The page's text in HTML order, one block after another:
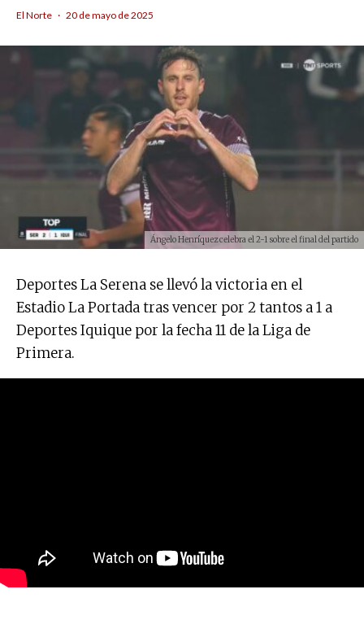
El Norte · 20 de mayo de 2025
Ángelo Henríquez celebra el 2-1 sobre el final del partido
Deportes La Serena se llevó la victoria en el
Estadio La Portada tras vencer por 2 tantos a 1 a
Deportes Iquique por la fecha 11 de la Liga de
Primera.